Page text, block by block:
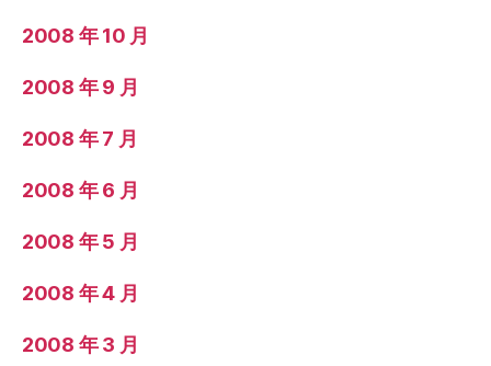
2008 年 10 月
2008 年 9 月
2008 年 7 月
2008 年 6 月
2008 年 5 月
2008 年 4 月
2008 年 3 月